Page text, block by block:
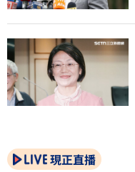
現正直播